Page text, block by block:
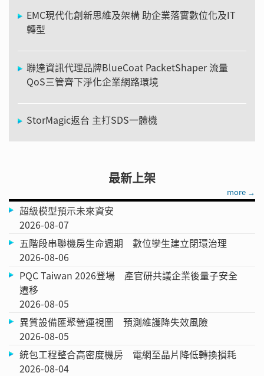
EMC現代化創新思維及架構 助企業落實數位化及IT
轉型
聯達資訊代理品牌BlueCoat PacketShaper 流量
QoS三管齊下淨化企業網路環境
StorMagic返台 主打SDS一體機
最新上架
more →
超級模型預示未來資安
2026-08-07
五階段串聯機房生命週期 數位孿生建立閉環治理
2026-08-06
PQC Taiwan 2026登場 產官研共議企業後量子安全
遷移
2026-08-05
異質設備匯聚營運視圖 預測維護降失效風險
2026-08-05
統包工程整合高密度機房 電網至晶片降低轉換損耗
2026-08-04